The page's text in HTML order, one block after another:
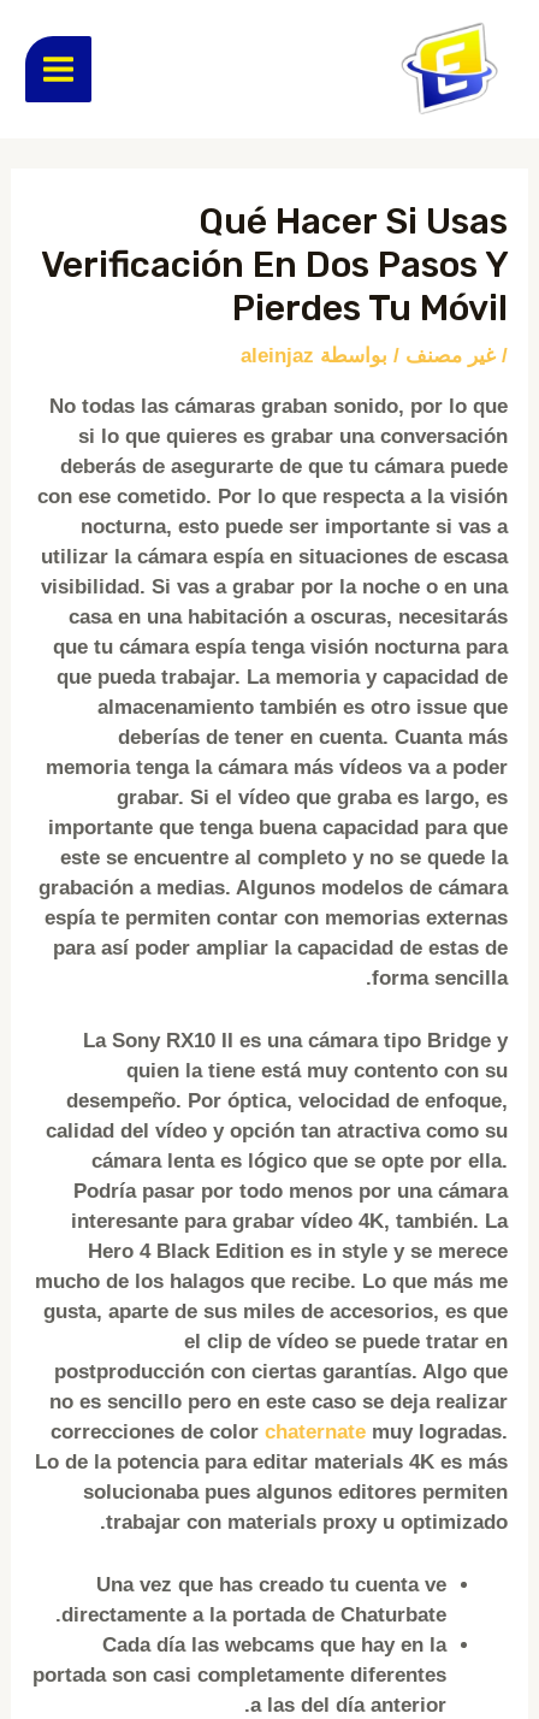
المحتوى
Qué Hacer Si Usas
Verificación En Dos Pasos Y
Pierdes Tu Móvil
/غير مصنف / بواسطة aleinjaz
No todas las cámaras graban sonido, por lo que
si lo que quieres es grabar una conversación
deberás de asegurarte de que tu cámara puede
con ese cometido. Por lo que respecta a la visión
nocturna, esto puede ser importante si vas a
utilizar la cámara espía en situaciones de escasa
visibilidad. Si vas a grabar por la noche o en una
casa en una habitación a oscuras, necesitarás
que tu cámara espía tenga visión nocturna para
que pueda trabajar. La memoria y capacidad de
almacenamiento también es otro issue que
deberías de tener en cuenta. Cuanta más
memoria tenga la cámara más vídeos va a poder
grabar. Si el vídeo que graba es largo, es
importante que tenga buena capacidad para que
este se encuentre al completo y no se quede la
grabación a medias. Algunos modelos de cámara
espía te permiten contar con memorias externas
para así poder ampliar la capacidad de estas de
forma sencilla.
La Sony RX10 II es una cámara tipo Bridge y
quien la tiene está muy contento con su
desempeño. Por óptica, velocidad de enfoque,
calidad del vídeo y opción tan atractiva como su
cámara lenta es lógico que se opte por ella.
Podría pasar por todo menos por una cámara
interesante para grabar vídeo 4K, también. La
Hero 4 Black Edition es in style y se merece
mucho de los halagos que recibe. Lo que más me
gusta, aparte de sus miles de accesorios, es que
el clip de vídeo se puede tratar en
postproducción con ciertas garantías. Algo que
no es sencillo pero en este caso se deja realizar
correcciones de color chaternatemuy logradas.
Lo de la potencia para editar materials 4K es más
solucionaba pues algunos editores permiten
trabajar con materials proxy u optimizado.
Una vez que has creado tu cuenta ve
directamente a la portada de Chaturbate.
Cada día las webcams que hay en la
portada son casi completamente diferentes
a las del día anterior.